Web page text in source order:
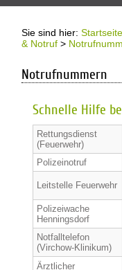
Sie sind hier:Startseite
& Notruf >
Notrufnummern
Schnelle Hilfe
Rettungsdienst
(Feuerwehr)
Polizeinotruf
Leitstelle Feuerwehr
Polizeiwache
Henningsdorf
Notfalltelefon
(Virchow-Klinikum)
Ärztlicher